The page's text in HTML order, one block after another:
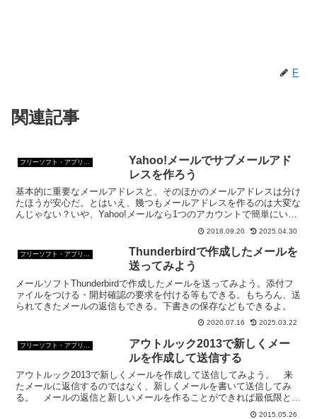
F
関連記事
フリーソフト・アプリ・Webサービス
Yahoo!メールでサブメールアド
レスを作ろう
基本的に重要なメールアドレスと、そのほかのメールアドレスは分け
たほうが安心だ。とはいえ、幾つもメールアドレスを作るのは大変な
んじゃない？いや、Yahoo!メールなら1つのアカウントで簡単にいく
つもの（サブ）メールアドレスを作ることができる。
2018.09.20 2025.04.30
Thunderbirdで作成したメールを
送ってみよう
メールソフトThunderbirdで作成したメールを送ってみよう。添付フ
ァイルをつける・開封確認の要求を付ける等もできる。もちろん、送
られてきたメールの返信もできる。下書きの保存などもできるよ。
2020.07.16 2025.03.22
アウトルック2013で新しくメー
ルを作成して送信する
アウトルック2013で新しくメールを作成して送信してみよう。 来
たメールに返信するのではなく、新しくメールを書いて送信してみ
る。 メールの返信と新しいメールを作ることができれば最低限とは
いえ仕事で使うことができる。新しいメールを書いて送信す...2015.05.26